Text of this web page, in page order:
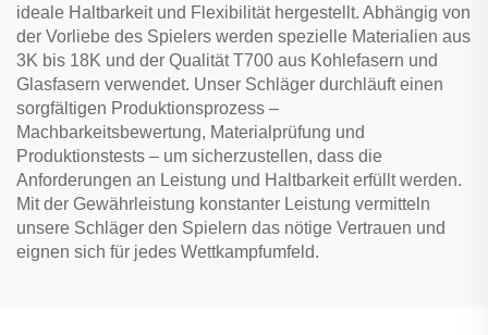
ideale Haltbarkeit und Flexibilität hergestellt. Abhängig von
der Vorliebe des Spielers werden spezielle Materialien aus
3K bis 18K und der Qualität T700 aus Kohlefasern und
Glasfasern verwendet. Unser Schläger durchläuft einen
sorgfältigen Produktionsprozess –
Machbarkeitsbewertung, Materialprüfung und
Produktionstests – um sicherzustellen, dass die
Anforderungen an Leistung und Haltbarkeit erfüllt werden.
Mit der Gewährleistung konstanter Leistung vermitteln
unsere Schläger den Spielern das nötige Vertrauen und
eignen sich für jedes Wettkampfumfeld.